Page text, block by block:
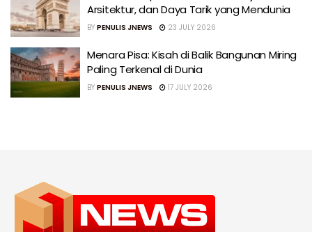
Arsitektur, dan Daya Tarik yang Mendunia
BY PENULIS JNEWS 23 JULY 2026
Menara Pisa: Kisah di Balik Bangunan Miring
Paling Terkenal di Dunia
BY PENULIS JNEWS 17 JULY 2026